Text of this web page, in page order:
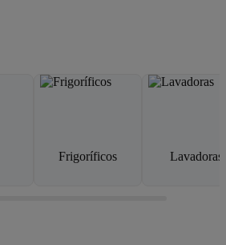
Frigoríficos Lavadoras